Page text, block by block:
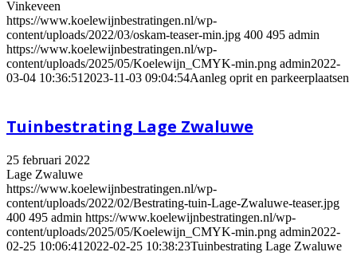
Vinkeveen
https://www.koelewijnbestratingen.nl/wp-
content/uploads/2022/03/oskam-teaser-min.jpg 400 495 admin
https://www.koelewijnbestratingen.nl/wp-
content/uploads/2025/05/Koelewijn_CMYK-min.png admin2022-
03-04 10:36:51 2023-11-03 09:04:54Aanleg oprit en parkeerplaatsen
Tuinbestrating Lage Zwaluwe
25 februari 2022
Lage Zwaluwe
https://www.koelewijnbestratingen.nl/wp-
content/uploads/2022/02/Bestrating-tuin-Lage-Zwaluwe-teaser.jpg
400 495 admin https://www.koelewijnbestratingen.nl/wp-
content/uploads/2025/05/Koelewijn_CMYK-min.png admin2022-
02-25 10:06:41 2022-02-25 10:38:23Tuinbestrating Lage Zwaluwe